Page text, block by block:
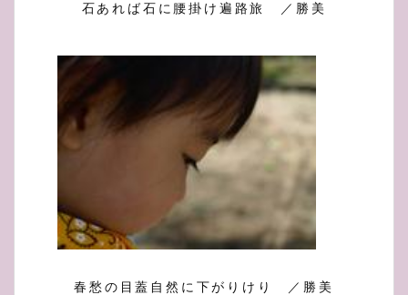
石あれば石に腰掛け遍路旅 ／勝美
春愁の目蓋自然に下がりけり ／勝美